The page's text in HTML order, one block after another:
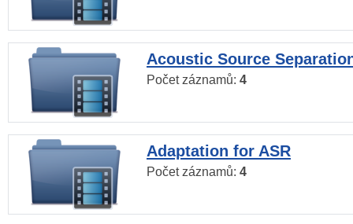
Acoustic Source
Počet záznamů: 4
Adaptation for ASR
Počet záznamů: 4